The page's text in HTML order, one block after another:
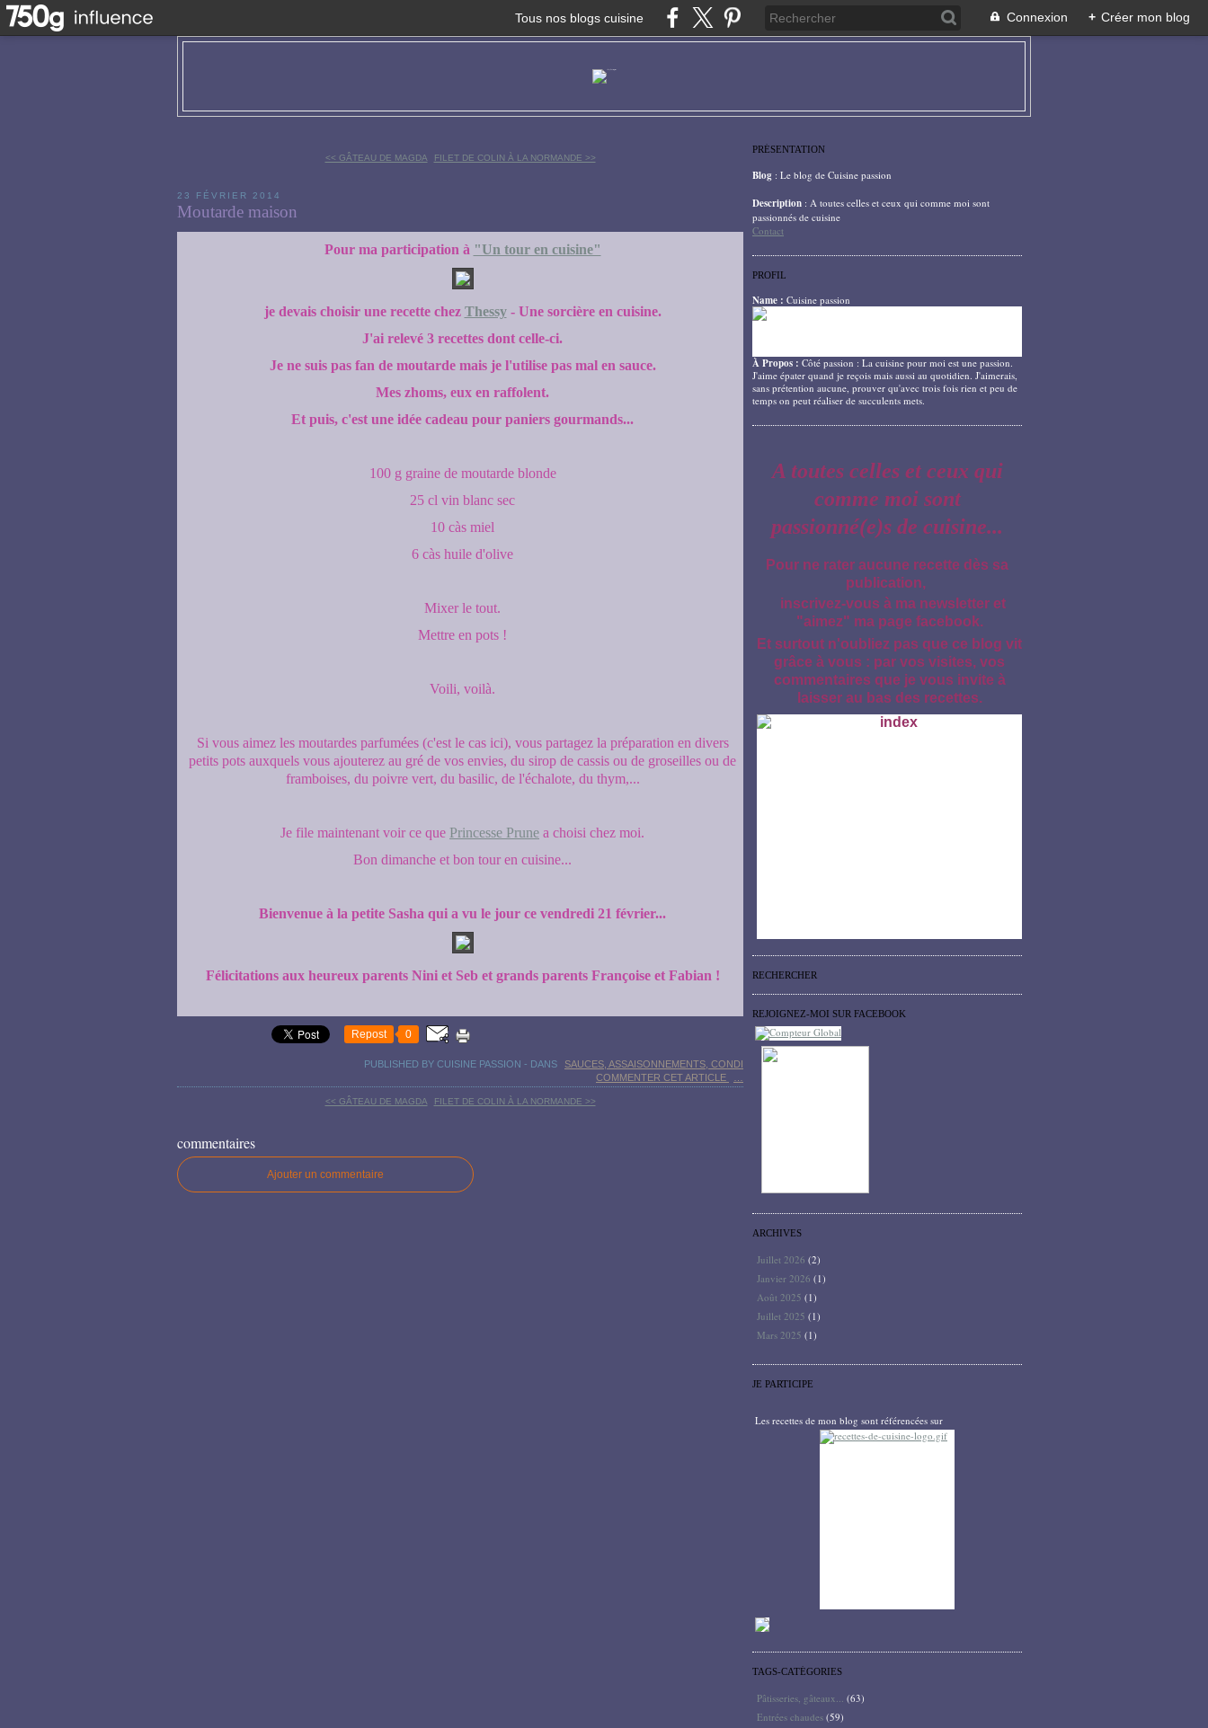
Tous nos blogs cuisine Connexion + Créer mon blog
<< GÂTEAU DE MAGDA FILET DE COLIN À LA NORMANDE >>
23 FÉVRIER 2014
Moutarde maison
Pour ma participation à "Un tour en cuisine"
je devais choisir une recette chez Thessy- Une sorcière en cuisine.
J'ai relevé 3 recettes dont celle-ci.
Je ne suis pas fan de moutarde mais je l'utilise pas mal en sauce.
Mes zhoms, eux en raffolent.
Et puis, c'est une idée cadeau pour paniers gourmands...
100 g graine de moutarde blonde
25 cl vin blanc sec
10 càs miel
6 càs huile d'olive
Mixer le tout.
Mettre en pots !
Voili, voilà.
Si vous aimez les moutardes parfumées (c'est le cas ici), vous partagez la préparation en divers
petits pots auxquels vous ajouterez au gré de vos envies, du sirop de cassis ou de groseilles ou de
framboises, du poivre vert, du basilic, de l'échalote, du thym,...
Je file maintenant voir ce que Princesse Prune a choisi chez moi.
Bon dimanche et bon tour en cuisine...
Bienvenue à la petite Sasha qui a vu le jour ce vendredi 21 février...
Félicitations aux heureux parents Nini et Seb et grands parents Françoise et Fabian !
Repost 0
PUBLISHED BY CUISINE PASSION - DANS
SAUCES, ASSAISONNEMENTS, CONDI
COMMENTER CET ARTICLE
<< GÂTEAU DE MAGDA FILET DE COLIN À LA NORMANDE >>
commentaires
Ajouter un commentaire
PRÉSENTATION
Blog : Le blog de Cuisine passion
Description : A toutes celles et ceux qui comme moi sont
passionnés de cuisine
Contact
PROFIL
Name : Cuisine passion
À Propos : Côté passion : La cuisine pour moi est une passion.
J'aime épater quand je reçois mais aussi au quotidien. J'aimerais,
sans prétention aucune, prouver qu'avec trois fois rien et peu de
temps on peut réaliser de succulents mets.
A toutes celles et ceux qui
comme moi sont
passionné(e)s de cuisine...
Pour ne rater aucune recette dès sa
publication,
inscrivez-vous à ma newsletter et
"aimez" ma page facebook.
Et surtout n'oubliez pas que ce blog vit
grâce à vous : par vos visites, vos
commentaires que je vous invite à
laisser au bas des recettes.
RECHERCHER
REJOIGNEZ-MOI SUR FACEBOOK
ARCHIVES
Juillet 2026 (2)
Janvier 2026 (1)
Août 2025 (1)
Juillet 2025 (1)
Mars 2025 (1)
JE PARTICIPE
Les recettes de mon blog sont référencées sur
TAGS-CATÉGORIES
Pâtisseries, gâteaux... (63)
Entrées chaudes (59)